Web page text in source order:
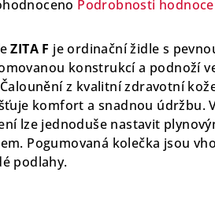
Podrobnosti
ZITA F je ordinační židle s
konstrukcí a podnoží
Čalounění z kvalitní zdravotní
komfort a snadnou údržbu.
lze jednoduše nastavit
Pogumovaná kolečka jsou
podlahy.